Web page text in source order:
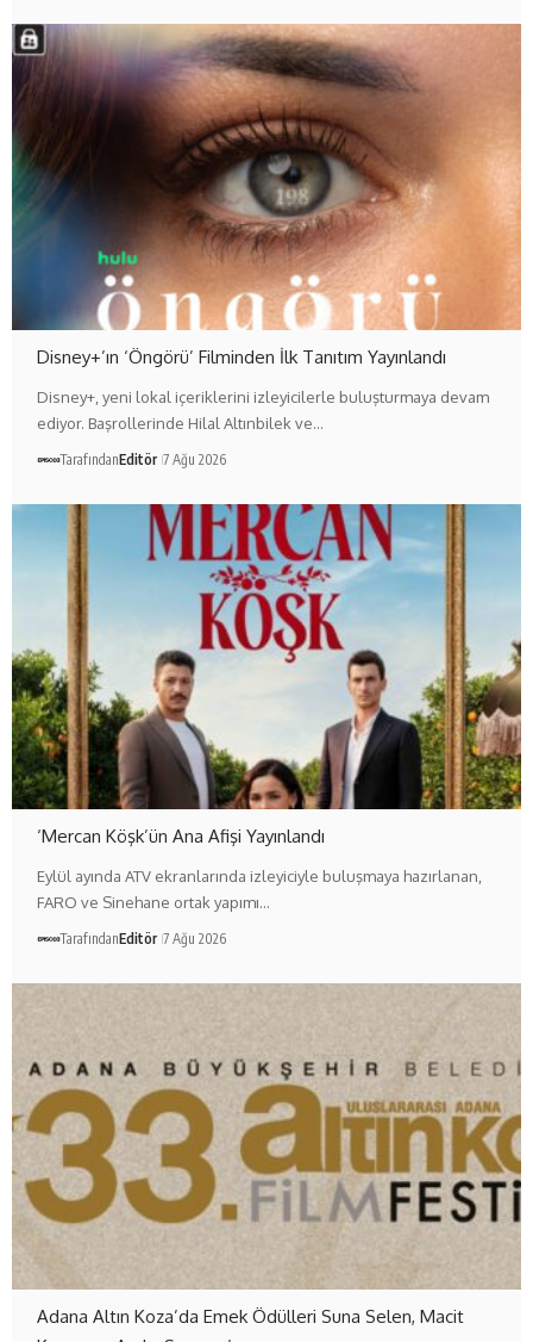
Disney+’ın ‘Öngörü’ Filminden İlk Tanıtım Yayınlandı
Disney+, yeni lokal içeriklerini izleyicilerle buluşturmaya devam
ediyor. Başrollerinde Hilal Altınbilek ve…
TarafındanEditör 7 Ağu 2026
‘Mercan Köşk’ün Ana Afişi Yayınlandı
Eylül ayında ATV ekranlarında izleyiciyle buluşmaya hazırlanan,
FARO ve Sinehane ortak yapımı…
TarafındanEditör 7 Ağu 2026
Adana Altın Koza’da Emek Ödülleri Suna Selen, Macit